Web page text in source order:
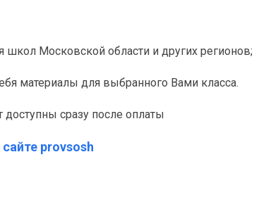
Московской области и других регионов;
материалы для выбранного Вами класса.
сразу после оплаты
provsosh